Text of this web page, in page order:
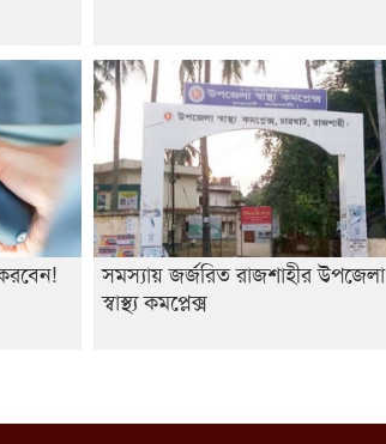
সমস্যায় জর্জরিত রাজশাহীর উপজেলা
স্বাস্থ্য কমপ্লেক্স